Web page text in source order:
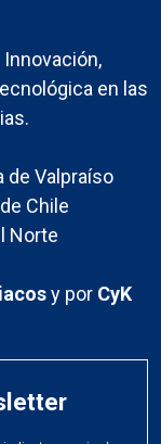
en las
de Valpraíso
Chile
Norte
y por CyK